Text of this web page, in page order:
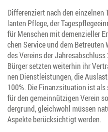
Dif­fe­ren­ziert nach den
lan­ten Pfle­ge, der
für Men­schen mit demen­zi­el­ler
chen Ser­vice und dem
des Ver­eins der
Bür­ger setz­ten wei­ter­hin ihr
nen Dienst­leis­tun­gen, die
100%. Die Finanz­si­tua­ti­on ist
für den gemein­nüt­zi­gen Ver­ein
der­grund, gleich­wohl müs­sen
Aspek­te berück­sich­tigt werden.